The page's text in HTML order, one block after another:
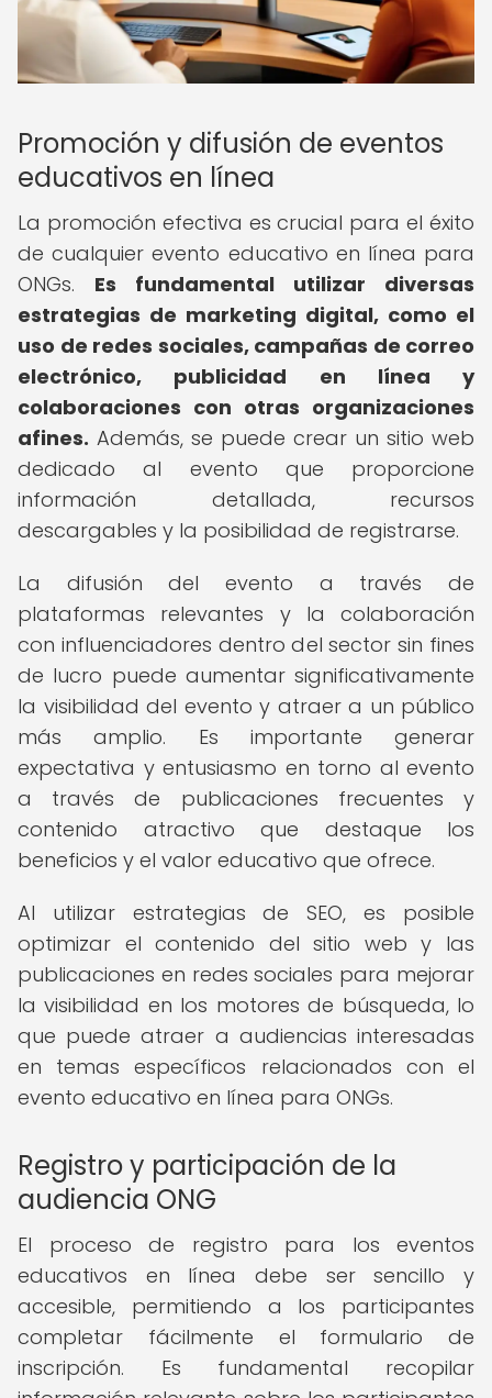
Promoción y difusión de eventos
educativos en línea
La promoción efectiva es crucial para el éxito
de cualquier evento educativo en línea para
ONGs. Es fundamental utilizar diversas
estrategias de marketing digital, como el
uso de redes sociales, campañas de correo
electrónico, publicidad en línea y
colaboraciones con otras organizaciones
afines. Además, se puede crear un sitio web
dedicado al evento que proporcione
información detallada, recursos
descargables y la posibilidad de registrarse.
La difusión del evento a través de
plataformas relevantes y la colaboración
con influenciadores dentro del sector sin fines
de lucro puede aumentar significativamente
la visibilidad del evento y atraer a un público
más amplio. Es importante generar
expectativa y entusiasmo en torno al evento
a través de publicaciones frecuentes y
contenido atractivo que destaque los
beneficios y el valor educativo que ofrece.
Al utilizar estrategias de SEO, es posible
optimizar el contenido del sitio web y las
publicaciones en redes sociales para mejorar
la visibilidad en los motores de búsqueda, lo
que puede atraer a audiencias interesadas
en temas específicos relacionados con el
evento educativo en línea para ONGs.
Registro y participación de la
audiencia ONG
El proceso de registro para los eventos
educativos en línea debe ser sencillo y
accesible, permitiendo a los participantes
completar fácilmente el formulario de
inscripción. Es fundamental recopilar